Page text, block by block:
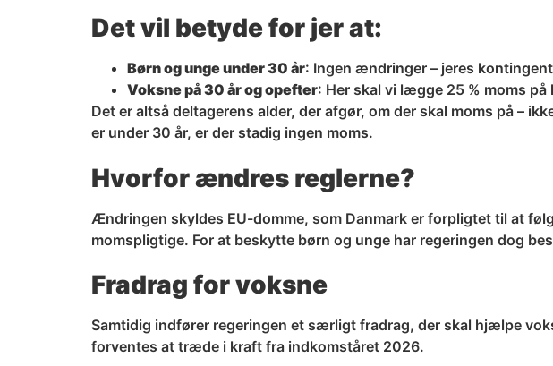
Det vil betyde for jer at:
Børn og unge under 30 år: Ingen ændringer – jeres
Voksne på 30 år og opefter: Her skal vi lægge 25 % moms
Det er altså deltagerens alder, der afgør, om der skal moms på –
er under 30 år, er der stadig ingen moms.
Hvorfor ændres reglerne?
Ændringen skyldes EU-domme, som Danmark er forpligtet til at
momspligtige. For at beskytte børn og unge har regeringen dog
Fradrag for voksne
Samtidig indfører regeringen et særligt fradrag, der skal hjælpe
forventes at træde i kraft fra indkomståret 2026.